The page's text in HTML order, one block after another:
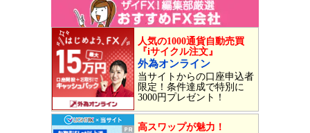
人気の1000通貨自動売買
『iサイクル注文』
外為オンライン
当サイトからの口座申込者
限定！条件達成で特別に
3000円プレゼント！
高スワップが魅力！